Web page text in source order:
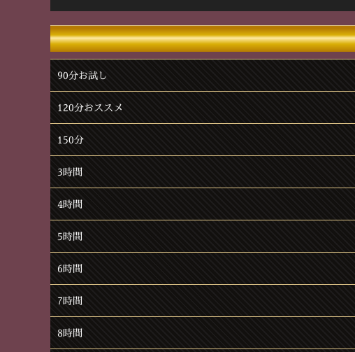
90分お試し
120分おススメ
150分
3時間
4時間
5時間
6時間
7時間
8時間